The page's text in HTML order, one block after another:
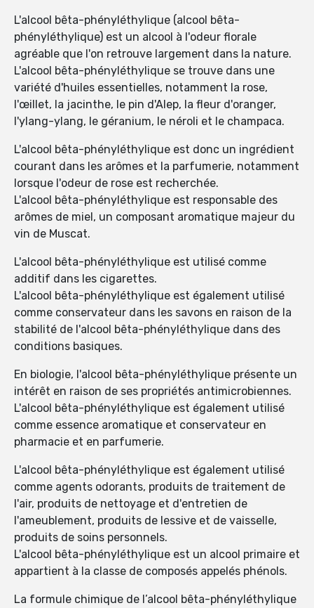
L'alcool bêta-phényléthylique (alcool bêta-
phényléthylique) est un alcool à l'odeur florale
agréable que l'on retrouve largement dans la nature.
L'alcool bêta-phényléthylique se trouve dans une
variété d'huiles essentielles, notamment la rose,
l'œillet, la jacinthe, le pin d'Alep, la fleur d'oranger,
l'ylang-ylang, le géranium, le néroli et le champaca.
L'alcool bêta-phényléthylique est donc un ingrédient
courant dans les arômes et la parfumerie, notamment
lorsque l'odeur de rose est recherchée.
L'alcool bêta-phényléthylique est responsable des
arômes de miel, un composant aromatique majeur du
vin de Muscat.
L'alcool bêta-phényléthylique est utilisé comme
additif dans les cigarettes.
L'alcool bêta-phényléthylique est également utilisé
comme conservateur dans les savons en raison de la
stabilité de l'alcool bêta-phényléthylique dans des
conditions basiques.
En biologie, l'alcool bêta-phényléthylique présente un
intérêt en raison de ses propriétés antimicrobiennes.
L'alcool bêta-phényléthylique est également utilisé
comme essence aromatique et conservateur en
pharmacie et en parfumerie.
L'alcool bêta-phényléthylique est également utilisé
comme agents odorants, produits de traitement de
l'air, produits de nettoyage et d'entretien de
l'ameublement, produits de lessive et de vaisselle,
produits de soins personnels.
L'alcool bêta-phényléthylique est un alcool primaire et
appartient à la classe de composés appelés phénols.
La formule chimique de l’alcool bêta-phényléthylique